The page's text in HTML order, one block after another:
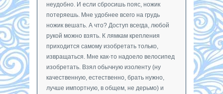
неудобно. И если сбросишь пояс, ножик
потеряешь. Мне удобнее всего на грудь
ножик вешать. А что? Доступ всегда, любой
рукой можно взять. К лямкам крепления
приходится самому изобретать только,
извращаться. Мне как-то надоело велосипед
изобретать. Взял обычную изоленту (ну
качественную, естественно, брать нужно,
лучше импортную, в общем, не дерьмо) и